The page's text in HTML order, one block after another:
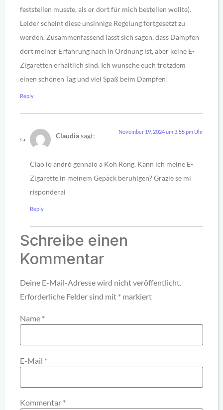
feststellen musste, als er dort für mich bestellen wollte).
Leider scheint diese unsinnige Regelung fortgesetzt zu
werden. Zusammenfassend lässt sich sagen, dass Dampfen
dort meiner Erfahrung nach in Ordnung ist, aber keine E-
Zigaretten erhältlich sind. Ich wünsche euch trotzdem
einen schönen Tag und viel Spaß beim Dampfen!
Reply
Claudiasagt: November 19, 2024 um 3:55 pm Uhr
Ciao io andrò gennaio a Koh Rong. Kann ich meine E-
Zigarette in meinem Gepäck beruhigen? Grazie se mi
risponderai
Reply
Schreibe einen
Kommentar
Deine E-Mail-Adresse wird nicht veröffentlicht.
Erforderliche Felder sind mit * markiert
Name *
E-Mail *
Kommentar *